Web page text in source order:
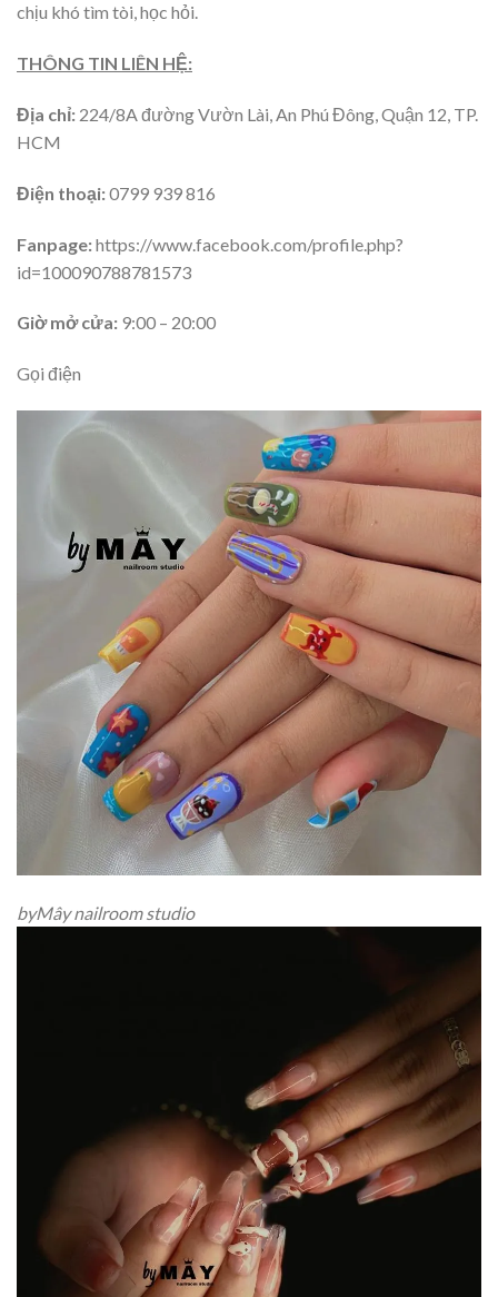
chịu khó tìm tòi, học hỏi.
THÔNG TIN LIÊN HỆ:
Địa chỉ: 224/8A đường Vườn Lài, An Phú Đông, Quận 12, TP.
HCM
Điện thoại:0799 939 816
Fanpage:https://www.facebook.com/profile.php?
id=100090788781573
Giờ mở cửa: 9:00 – 20:00
Gọi điện
byMây nailroom studio